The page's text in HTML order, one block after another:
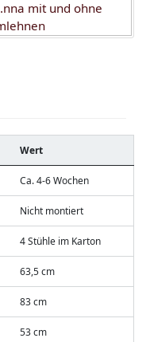
Wert
Ca. 4-6 Wochen
Nicht montiert
4 Stühle im Karton
63,5 cm
83 cm
53 cm